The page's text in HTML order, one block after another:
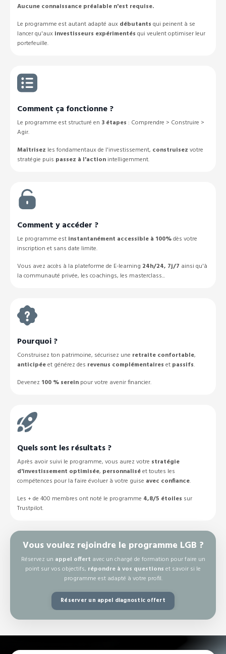
Aucune connaissance préalable n'est requise.
Le programme est autant adapté aux débutants qui peinent à se
lancer qu'aux investisseurs expérimentés qui veulent optimiser leur
portefeuille.
Comment ça fonctionne ?
Le programme est structuré en 3 étapes : Comprendre > Construire >
Agir.
Maîtrisez les fondamentaux de l'investissement, construisez votre
stratégie puis passez à l'action intelligemment.
Comment y accéder ?
Le programme est instantanément accessible à 100%dès votre
inscription et sans date limite.
Vous avez accès à la plateforme de E-learning 24h/24, 7j/7 ainsi qu'à
la communauté privée, les coachings, les masterclass...
Pourquoi ?
Construisez ton patrimoine, sécurisez une retraite confortable,
anticipéeet générez des revenus complémentaires et passifs.
Devenez 100 % serein pour votre avenir financier.
Quels sont les résultats ?
Après avoir suivi le programme, vous aurez votre stratégie
d'investissement optimisée, personnaliséet toutes les
compétences pour la faire évoluer à votre guise avec confiance.
Les + de 400 membres ont noté le programme 4,8/5 étoiles sur
Trustpilot.
Vous voulez rejoindre le programme LGB ?
Réservez un appel offert avec un chargé de formation pour faire un
point sur vos objectifs, répondre à vos questions et savoir si le
programme est adapté à votre profil.
Réserver un appel diagnostic offert